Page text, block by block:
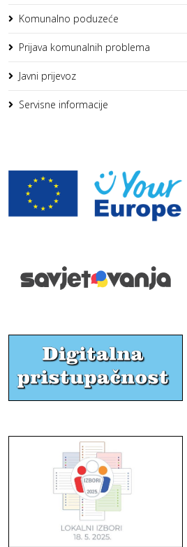
Komunalno poduzeće
Prijava komunalnih problema
Javni prijevoz
Servisne informacije